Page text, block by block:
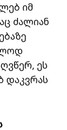
იმ
ძალიან
, ეს
დაკვრას